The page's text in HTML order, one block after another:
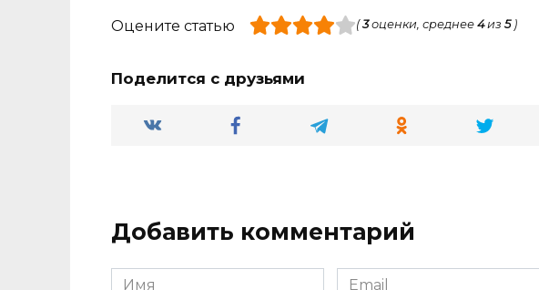
Оцените статью (3оценки, среднее 4из 5)
Поделится с друзьями
Добавить комментарий
Имя
Email